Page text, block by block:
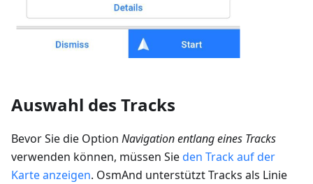
Auswahl des Tracks
Bevor Sie die Option Navigation entlang eines Tracks
verwenden können, müssen Sieden Track auf der
Karte anzeigen. OsmAnd unterstützt Tracks als Linie